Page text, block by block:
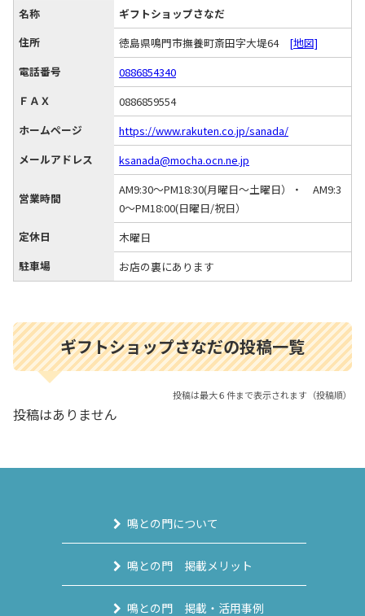
名称
ギフトショップさなだ
住所
徳島県鳴門市撫養町斎田字大堤64 [地図]
電話番号
0886854340
ＦＡＸ
0886859554
ホームページ
https://www.rakuten.co.jp/sanada/
メールアドレス
ksanada@mocha.ocn.ne.jp
営業時間
AM9:30～PM18:30(月曜日～土曜日）・ AM9:3
0～PM18:00(日曜日/祝日）
定休日
木曜日
駐車場
お店の裏にあります
ギフトショップさなだの投稿一覧
投稿は最大６件まで表示されます（投稿順）
投稿はありません
鳴との門について
鳴との門 掲載メリット
鳴との門 掲載・活用事例